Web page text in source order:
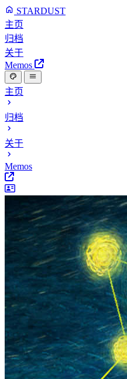
STARDUST
主页
归档
关于
Memos
主页
归档
关于
Memos